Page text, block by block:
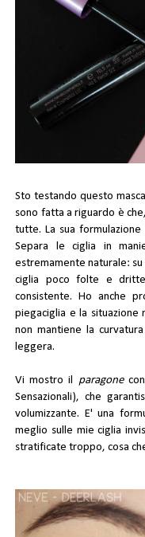
Sto testando questo
sono fatta a riguardo è
tutte. La sua
Separa le ciglia in
estremamente naturale:
ciglia poco folte e
consistente. Ho anche
piegaciglia e la situazione
non mantiene la
leggera.
Vi mostro il paragone
Sensazionali), che
volumizzante. E' una
meglio sulle mie ciglia
stratificate troppo, cosa